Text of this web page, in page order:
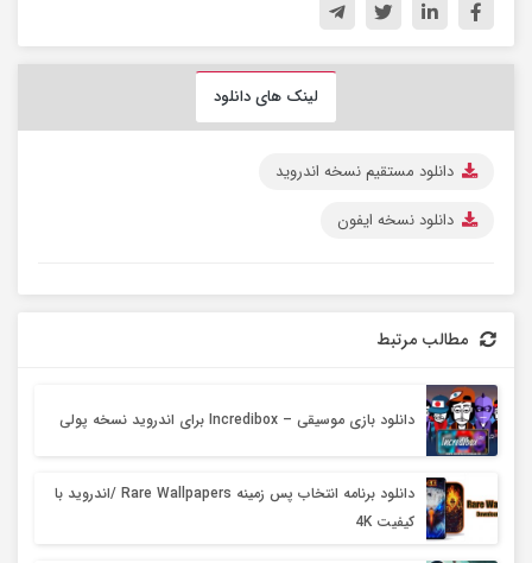
لینک های دانلود
دانلود مستقیم نسخه اندروید
دانلود نسخه ایفون
مطالب مرتبط
دانلود بازی موسیقی – Incredibox برای اندروید نسخه پولی
دانلود برنامه انتخاب پس زمینه Rare Wallpapers /اندروید با
کیفیت 4K